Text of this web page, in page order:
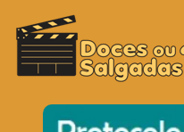
DOCES OU SALGADAS?
O Cinema? Uma Paixão!!